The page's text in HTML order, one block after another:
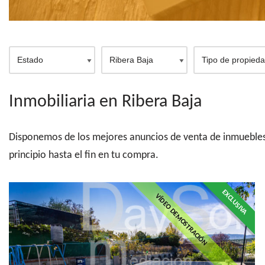
Inmobiliaria en Ribera Baja
Disponemos de los mejores anuncios de venta de
principio hasta el fin en tu compra.
EXCLUSIVA
VÍDEO DEMOSTRACIÓN